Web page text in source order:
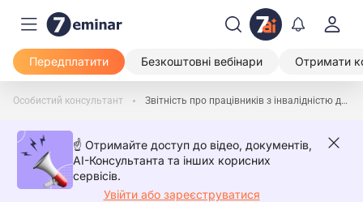
Передплатити Безкоштовні вебінари Отримати
Особистий консультант Звітність про працівників з інвалідністю для ТОВ та ФОП
☝️ Отримайте доступ до відео, документів,
AI-Консультанта та інших корисних
сервісів.
Увійти або зареєструватися